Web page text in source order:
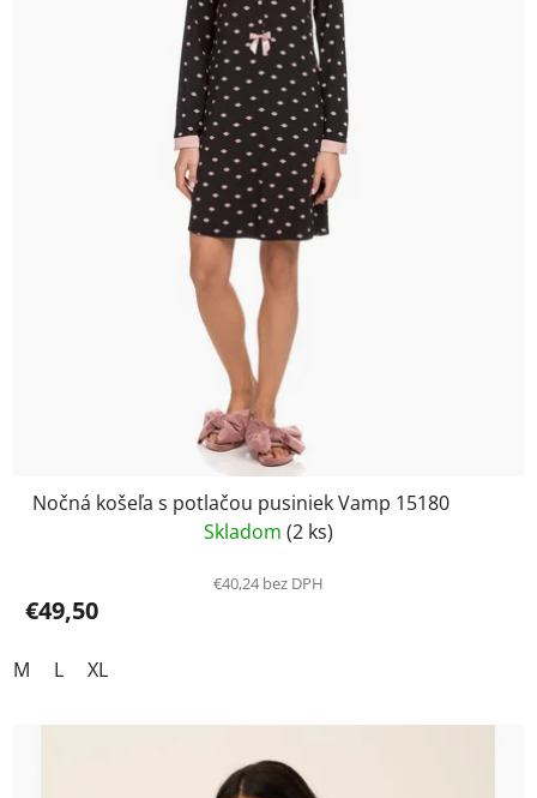
Nočná košeľa s potlačou pusiniek Vamp 15180
Skladom (2 ks)
€40,24 bez DPH
€49,50
M L XL